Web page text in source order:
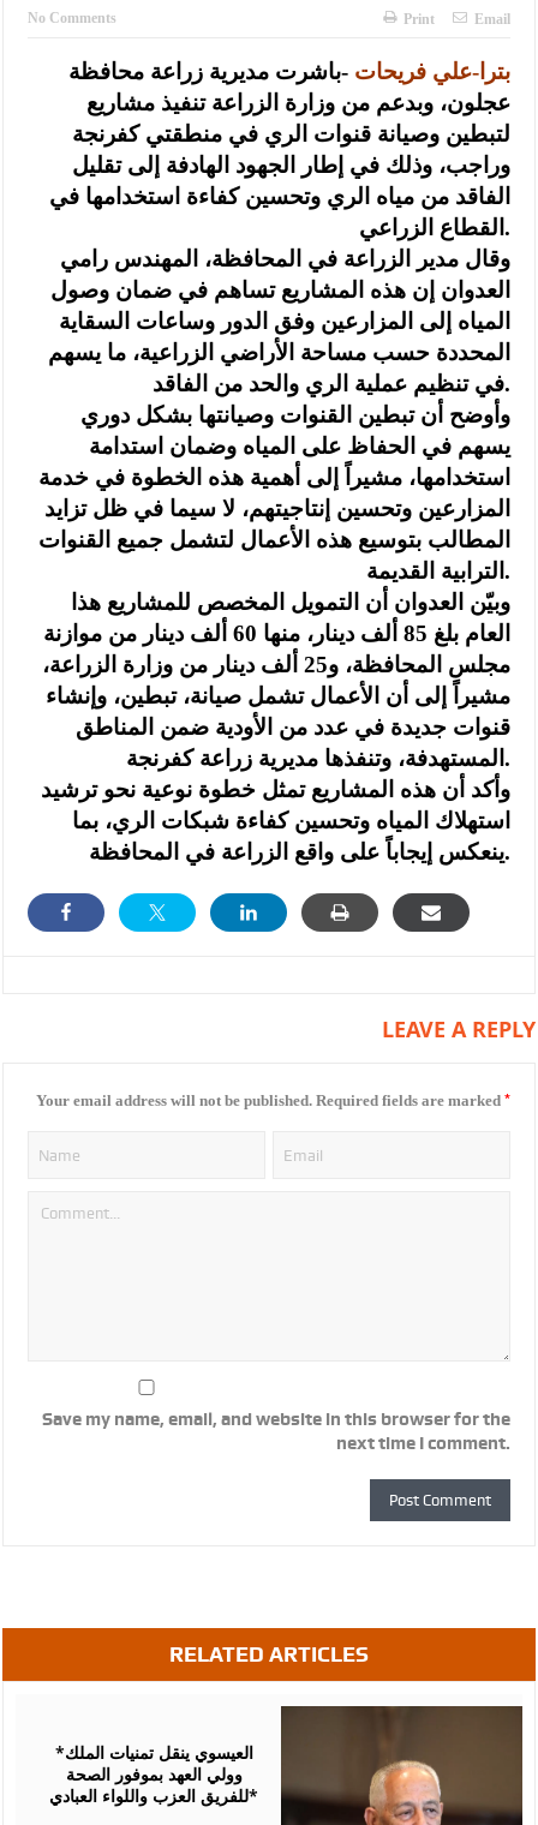
القاضي محمود أحمد فريحات.. مبارك ومزيدا من التوفيق
No Comments Print Email
بترا-علي فريحات -باشرت مديرية زراعة محافظة
عجلون، وبدعم من وزارة الزراعة تنفيذ مشاريع
لتبطين وصيانة قنوات الري في منطقتي كفرنجة
وراجب، وذلك في إطار الجهود الهادفة إلى تقليل
الفاقد من مياه الري وتحسين كفاءة استخدامها في
القطاع الزراعي.
وقال مدير الزراعة في المحافظة، المهندس رامي
العدوان إن هذه المشاريع تساهم في ضمان وصول
المياه إلى المزارعين وفق الدور وساعات السقاية
المحددة حسب مساحة الأراضي الزراعية، ما يسهم
في تنظيم عملية الري والحد من الفاقد.
وأوضح أن تبطين القنوات وصيانتها بشكل دوري
يسهم في الحفاظ على المياه وضمان استدامة
استخدامها، مشيراً إلى أهمية هذه الخطوة في خدمة
المزارعين وتحسين إنتاجيتهم، لا سيما في ظل تزايد
المطالب بتوسيع هذه الأعمال لتشمل جميع القنوات
الترابية القديمة.
وبيّن العدوان أن التمويل المخصص للمشاريع هذا
العام بلغ 85 ألف دينار، منها 60 ألف دينار من موازنة
مجلس المحافظة، و25 ألف دينار من وزارة الزراعة،
مشيراً إلى أن الأعمال تشمل صيانة، تبطين، وإنشاء
قنوات جديدة في عدد من الأودية ضمن المناطق
المستهدفة، وتنفذها مديرية زراعة كفرنجة.
وأكد أن هذه المشاريع تمثل خطوة نوعية نحو ترشيد
استهلاك المياه وتحسين كفاءة شبكات الري، بما
ينعكس إيجاباً على واقع الزراعة في المحافظة.
LEAVE A REPLY
Your email address will not be published. Required fields are marked *
Save my name, email, and website in this browser for the
next time I comment.
RELATED ARTICLES
*العيسوي ينقل تمنيات الملك
وولي العهد بموفور الصحة
للفريق العزب واللواء العبادي*